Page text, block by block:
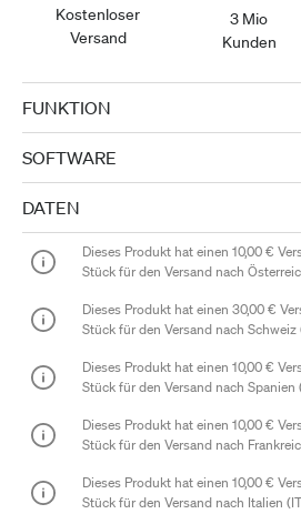
Kostenloser
Versand
3 Mio
Kunden
FUNKTION
SOFTWARE
DATEN
Dieses Produkt hat einen 10,00 €
Stück für den Versand nach
Dieses Produkt hat einen 30,00 €
Stück für den Versand nach Schweiz
Dieses Produkt hat einen 10,00 €
Stück für den Versand nach Spanien
Dieses Produkt hat einen 10,00 €
Stück für den Versand nach
Dieses Produkt hat einen 10,00 €
Stück für den Versand nach Italien